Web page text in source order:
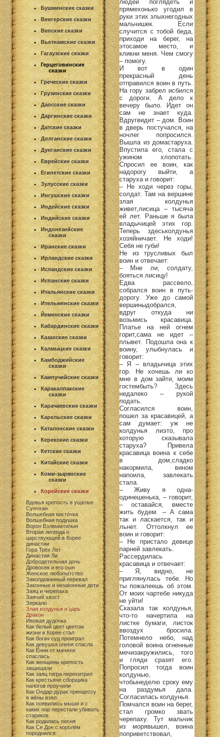
Бушменские сказки
Венгерские сказки
Вепские сказки
Вьетнамские сказки
Гагаузские сказки
Герцеговинские
сказки
Греческие сказки
Грузинские сказки
Даосские сказки
Даргинские сказки
Датские сказки
Долганские сказки
Дунганские сказки
Еврейские сказки
Египетские сказки
Зулусские сказки
Ингушские сказки
Индейские сказки
Индийские сказки
Индонезийские
сказки
Иранские сказки
Ирландские сказки
Исландские сказки
Испанские сказки
Итальянские сказки
Ительменские сказки
Йеменские сказки
Кабардинские сказки
Казахские сказки
Калмыцкие сказки
Камбоджийские
сказки
Кампучийские сказки
Каракалпакские
сказки
Карачаевские сказки
Карельские сказки
Каталонские сказки
Керекские сказки
Кетские сказки
Китайские сказки
Коми-зырянские
сказки
Корейские сказки
Вдовья крепость в ущелье
Сунчхан
Волшебная кисточка
Волшебная подушка
Ворон Вэлвымтилын
Вторая легенда о
царствующей в Корее
династии
Гора Трёх Лет
Династия Ли
Добродетельная дочь
Дровосек и его сын
Женское любопытство
Заколдованный перевал
Законные и незаконные дети
Заяц и черепаха
Заячий хвост
Зеркало
Злая колдунья и царь
Дракон
Ивовая дудочка
Как белый цвет цветом
жизни в Корее стал
Как богач суд проиграл
Как девушка оленя спасла
Как Ённи от мачехи
спаслась
Как женщины крепость
защищали
Как заяц тигра перехитрил
Как крестьяне сборщика
налогов проучили
Как Ондар-дурак принцессу
в жёны взял
Как появились мыши и с
каких пор перестали убивать
стариков
Как родилась песня
Как Се Дон с королём
породнился
людей поглядеть и
прямехонько угодил в
руки этих злыхнегодных
мальчишек. Если
случится с тобой беда,
приходи на берег, на
этосамое место, и
кликни меня. Чем смогу
– помогу.
И вот в один
прекрасный день
отправился воин в путь.
На гору забрел исбился
с дороги. А дело к
вечеру было. Идет он
сам не знает куда.
Вдругвидит – дом. Воин
в дверь постучался, на
ночлег попросился.
Вышла из домастаруха.
Впустила его, стала с
ужином хлопотать.
Спросил ее воин, как
надорогу выйти, а
старуха и говорит:
– Не ходи через горы,
солдат. Там на вершине
злая колдунья
живет,лисица – тысяча
ей лет. Раньше я была
владычицей этих гор.
Теперь здеськолдунья
хозяйничает. Не ходи!
Себя не губи!
Не из трусливых был
воин и отвечает:
– Мне ли, солдату,
бояться лисицу!
Едва рассвело,
собрался воин в путь-
дорогу. Уже до самой
вершиныдобрался,
вдруг откуда ни
возьмись красавица.
Платье на ней огнем
горит,сама не идет –
плывет. Подошла она к
воину, улыбнулась и
говорит:
– Я – владычица этих
гор. Не хочешь ли ко
мне в дом зайти, моим
гостембыть? Здесь
недалеко – рукой
подать.
Согласился воин,
пошел за красавицей, а
сам думает: уж не
колдунья лиэто, про
которую сказывала
старуха? Привела
красавица воина к себе
в дом,сладко
накормила, вином
напоила, завлекать
стала.
– Живу я одна-
одинешенька, – говорит,
– оставайся, вместе
жить будем. – А сама
так и ласкается, так и
льнет. Оттолкнул ее
воин и говорит:
– Не пристало девице
парней завлекать.
Рассердилась
красавица и отвечает:
– Я, видно, не
приглянулась тебе. Но
ты пожалеешь об этом.
От моих чартебе никуда
не уйти!
Сказала так колдунья,
что-то начертила на
листке бумаги, листок
ввоздух бросила.
Потемнело небо, над
головой воина огненные
мечизакружились, того
и гляди сразят его.
Попросил тогда воин
колдунью,
чтобынеделю сроку ему
на раздумья дала.
Согласилась колдунья.
Помчался воин на берег,
стал громко звать
черепаху. Тут мальчик
из морявышел, воина
поприветствовал,